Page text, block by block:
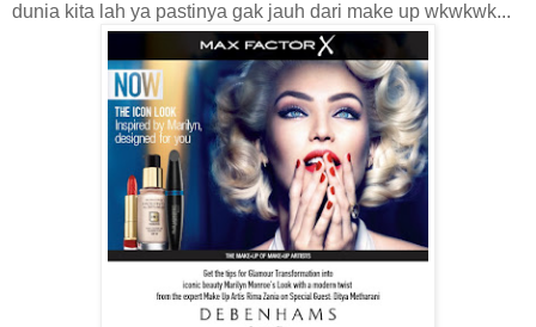
dunia kita lah ya pastinya gak jauh dari make up wkwkwk...